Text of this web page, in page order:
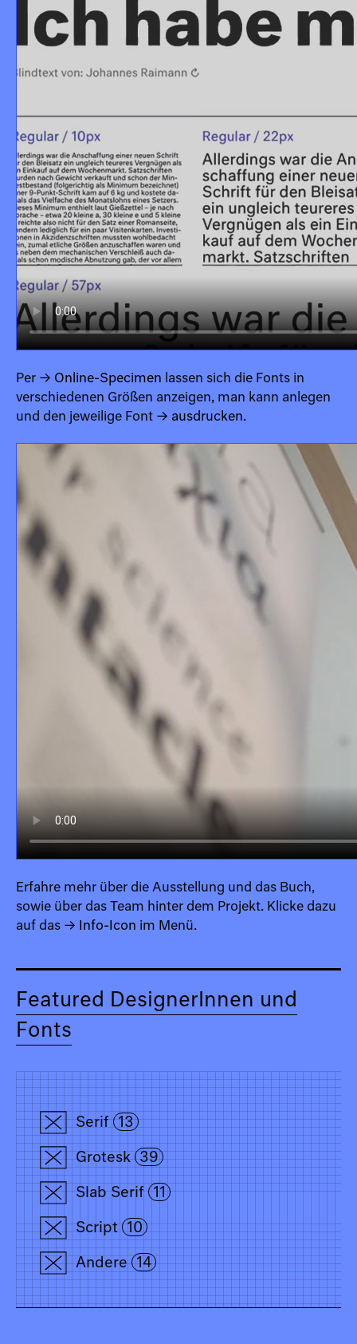
Per → Online-Specimen lassen sich die Fonts in
verschiedenen Größen anzeigen, man kann anlegen
und den jeweilige Font → ausdrucken.
Erfahre mehr über die Ausstellung und das Buch,
sowie über das Team hinter dem Projekt. Klicke dazu
auf das → Info-Icon im Menü.
Featured DesignerInnen und
Fonts
Serif 13
Grotesk 39
Slab Serif 11
Script 10
Andere 14